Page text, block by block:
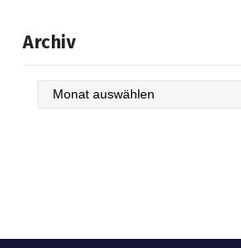
Archiv
Archiv